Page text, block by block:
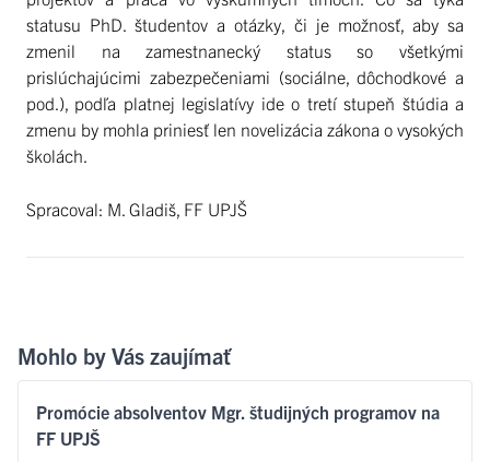
statusu PhD. študentov a otázky, či je možnosť, aby sa
zmenil na zamestnanecký status so všetkými
prislúchajúcimi zabezpečeniami (sociálne, dôchodkové a
pod.), podľa platnej legislatívy ide o tretí stupeň štúdia a
zmenu by mohla priniesť len novelizácia zákona o vysokých
školách.
Spracoval: M. Gladiš, FF UPJŠ
Mohlo by Vás zaujímať
Promócie absolventov Mgr. študijných programov na
FF UPJŠ